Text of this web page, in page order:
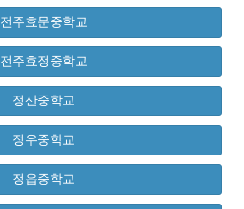
전주효문중학교
전주효정중학교
정산중학교
정우중학교
정읍중학교